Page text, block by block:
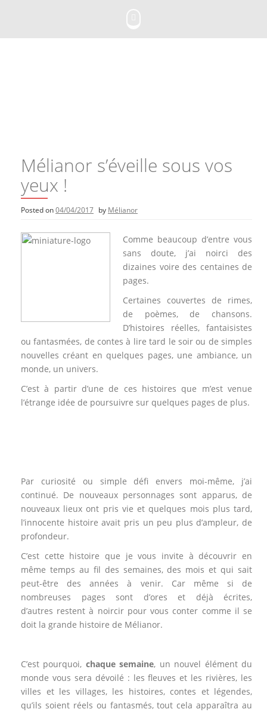
Mélianor s’éveille sous vos
yeux !
Posted on04/04/2017 by Mélianor
Comme beaucoup d’entre vous
sans doute, j’ai noirci des
dizaines voire des centaines de
pages.
Certaines couvertes de rimes,
de poèmes, de chansons.
D’histoires réelles, fantaisistes
ou fantasmées, de contes à lire tard le soir ou de simples
nouvelles créant en quelques pages, une ambiance, un
monde, un univers.
C’est à partir d’une de ces histoires que m’est venue
l’étrange idée de poursuivre sur quelques pages de plus.
Par curiosité ou simple défi envers moi-même, j’ai
continué. De nouveaux personnages sont apparus, de
nouveaux lieux ont pris vie et quelques mois plus tard,
l’innocente histoire avait pris un peu plus d’ampleur, de
profondeur.
C’est cette histoire que je vous invite à découvrir en
même temps au fil des semaines, des mois et qui sait
peut-être des années à venir. Car même si de
nombreuses pages sont d’ores et déjà écrites,
d’autres restent à noircir pour vous conter comme il se
doit la grande histoire de Mélianor.
C’est pourquoi, chaque semaine, un nouvel élément du
monde vous sera dévoilé : les fleuves et les rivières, les
villes et les villages, les histoires, contes et légendes,
qu’ils soient réels ou fantasmés, tout cela apparaîtra au